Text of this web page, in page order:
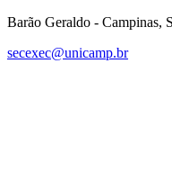
Barão Geraldo - Campinas,
secexec@unicamp.br